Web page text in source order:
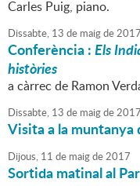
Carles Puig, piano.
Dissabte, 13 de maigde2017
Conferència :Els
històries
a càrrec de Ramon
Dissabte, 13 de maigde2017
Visita a la muntanya
Dijous, 11 de maigde2017
Sortida matinal al